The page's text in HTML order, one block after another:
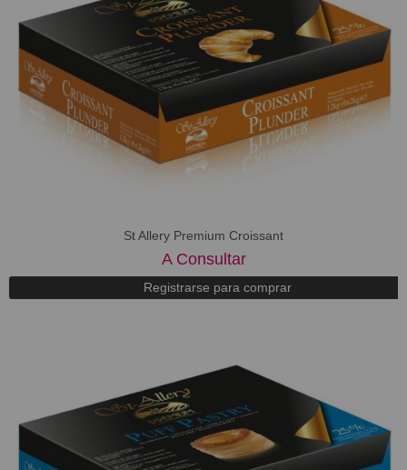
St Allery Premium Croissant
A Consultar
Registrarse para comprar